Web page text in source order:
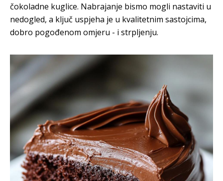
čokoladne kuglice. Nabrajanje bismo mogli nastaviti u
nedogled, a ključ uspjeha je u kvalitetnim sastojcima,
dobro pogođenom omjeru - i strpljenju.